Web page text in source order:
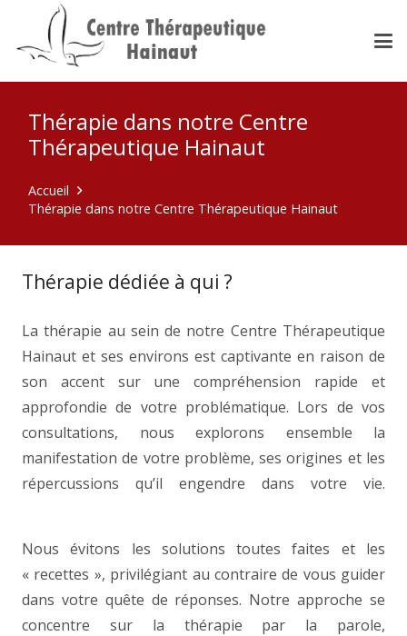
Thérapie dans notre Centre
Thérapeutique Hainaut
Accueil
Thérapie dans notre Centre Thérapeutique Hainaut
Thérapie dédiée à qui ?
La thérapie au sein de notre Centre Thérapeutique
Hainaut et ses environs est captivante en raison de
son accent sur une compréhension rapide et
approfondie de votre problématique. Lors de vos
consultations, nous explorons ensemble la
manifestation de votre problème, ses origines et les
répercussions qu’il engendre dans votre vie.
Nous évitons les solutions toutes faites et les
« recettes », privilégiant au contraire de vous guider
dans votre quête de réponses. Notre approche se
concentre sur la thérapie par la parole,